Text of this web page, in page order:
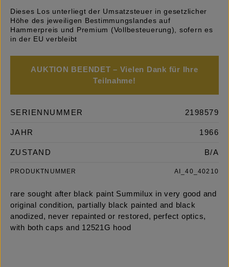
Dieses Los unterliegt der Umsatzsteuer in gesetzlicher
Höhe des jeweiligen Bestimmungslandes auf
Hammerpreis und Premium (Vollbesteuerung), sofern es
in der EU verbleibt
AUKTION BEENDET – Vielen Dank für Ihre
Teilnahme!
SERIENNUMMER 2198579
JAHR 1966
ZUSTAND B/A
PRODUKTNUMMER AI_40_40210
rare sought after black paint Summilux in very good and
original condition, partially black painted and black
anodized, never repainted or restored, perfect optics,
with both caps and 12521G hood